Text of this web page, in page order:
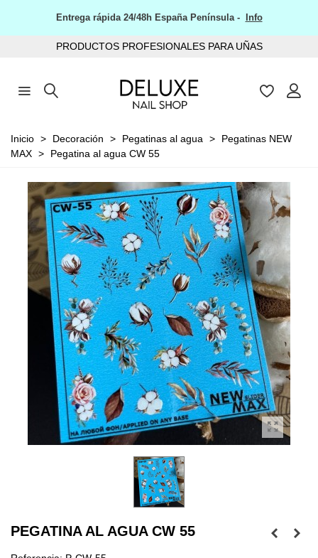
Entrega rápida 24/48h España Península - Info
PRODUCTOS PROFESIONALES PARA UÑAS
Inicio > Decoración > Pegatinas al agua >
Pegatinas NEW
MAX > Pegatina al agua CW 55
PEGATINA AL AGUA CW 55